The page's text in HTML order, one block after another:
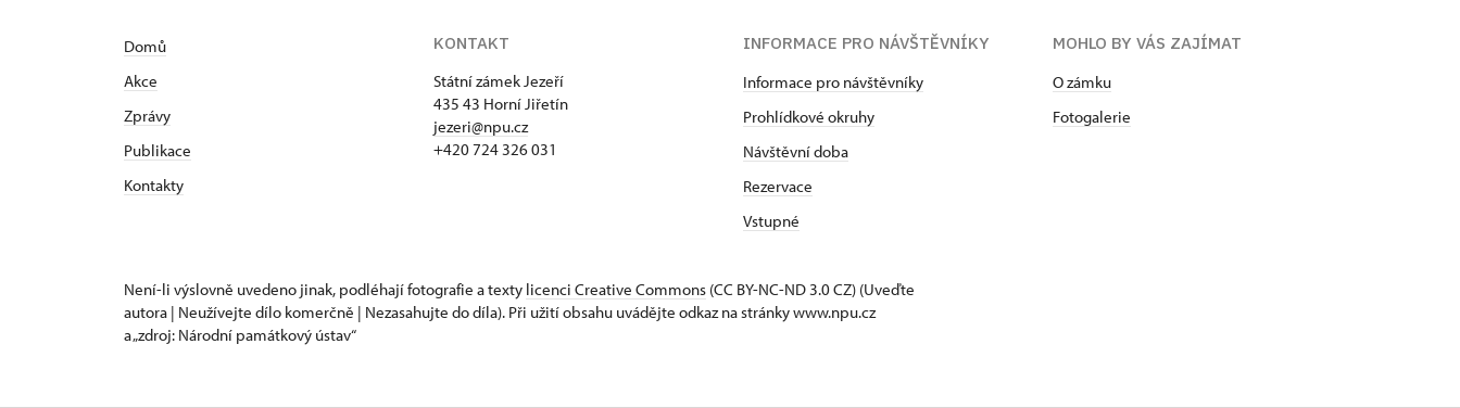
Domů
Akce
Zprávy
Publikace
Kontakty
KONTAKT
Státní zámek Jezeří
435 43 Horní Jiřetín
jezeri@npu.cz
+420 724 326 031
INFORMACE PRO NÁVŠTĚVNÍKY
Informace pro návštěvníky
Prohlídkové okruhy
Návštěvní doba
Rezervace
Vstupné
MOHLO BY VÁS ZAJÍMAT
O zámku
Fotogalerie
Není-li výslovně uvedeno jinak, podléhají fotografie a texty licenci Creative Commons (CC BY-NC-ND 3.0 CZ) (Uveďte
autora | Neužívejte dílo komerčně | Nezasahujte do díla). Při užití obsahu uvádějte odkaz na stránky www.npu.cz
a „zdroj: Národní památkový ústav“